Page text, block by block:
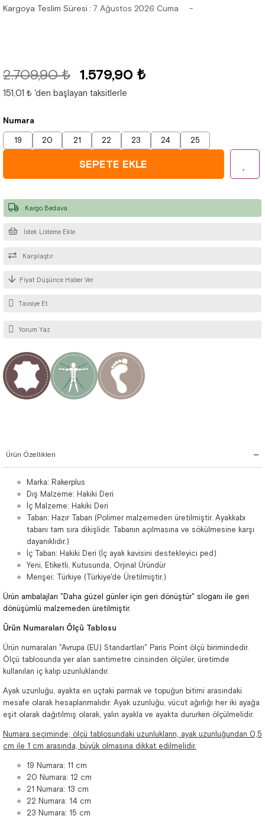
Kargoya Teslim Süresi : 7 Ağustos 2026 Cuma
2.709,90 ₺ 1.579,90 ₺
151,01 ₺ 'den başlayan taksitlerle
Numara
19 20 21 22 23 24 25
İstek Listeme Ekle
Karşılaştır
Fiyat Düşünce Haber Ver
Kargo Bedava
Tavsiye Et
Yorum Yaz
Ürün Özellikleri
Marka: Rakerplus
Dış Malzeme: Hakiki Deri
İç Malzeme: Hakiki Deri
Taban: Hazır Taban (Polimer malzemeden üretilmiştir. Ayakkabı
tabanı tam sıra dikişlidir. Tabanın açılmasına ve sökülmesine karşı
dayanıklıdır.)
İç Taban: Hakiki Deri (İç ayak kavisini destekleyici ped)
Yeni, Etiketli, Kutusunda, Orjinal Üründür
Menşei: Türkiye (Türkiye'de Üretilmiştir.)
Ürün ambalajları "Daha güzel günler için geri dönüştür" sloganı ile geri
dönüşümlü malzemeden üretilmiştir.
Ürün Numaraları Ölçü Tablosu
Ürün numaraları "Avrupa (EU) Standartları" Paris Point ölçü birimindedir.
Ölçü tablosunda yer alan santimetre cinsinden ölçüler, üretimde
kullanılan iç kalıp uzunluklarıdır.
Ayak uzunluğu, ayakta en uçtaki parmak ve topuğun bitimi arasındaki
mesafe olarak hesaplanmalıdır. Ayak uzunluğu, vücut ağırlığı her iki ayağa
eşit olarak dağıtılmış olarak, yalın ayakla ve ayakta dururken ölçülmelidir.
Numara seçiminde; ölçü tablosundaki uzunlukların, ayak uzunluğundan 0,5
cm ile 1 cm arasında, büyük olmasına dikkat edilmelidir.
19 Numara: 11 cm
20 Numara: 12 cm
21 Numara: 13 cm
22 Numara: 14 cm
23 Numara: 15 cm